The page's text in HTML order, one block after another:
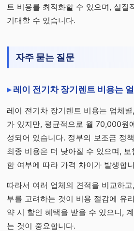
트 비용를 최적화할 수 있으며, 실질
기대할 수 있습니다.
자주 묻는 질문
레이 전기차 장기렌트 비용는
레이 전기차 장기렌트 비용는 업체
가 있지만, 평균적으로 월 70,000원
성되어 있습니다. 정부의 보조금 정
최종 비용은 더 낮아질 수 있으며,
함 여부에 따라 가격 차이가 발생합
따라서 여러 업체의 견적을 비교하
부를 고려하는 것이 비용 절감에 유
약 시 할인 혜택을 받을 수 있으니,
는 것이 중요합니다.